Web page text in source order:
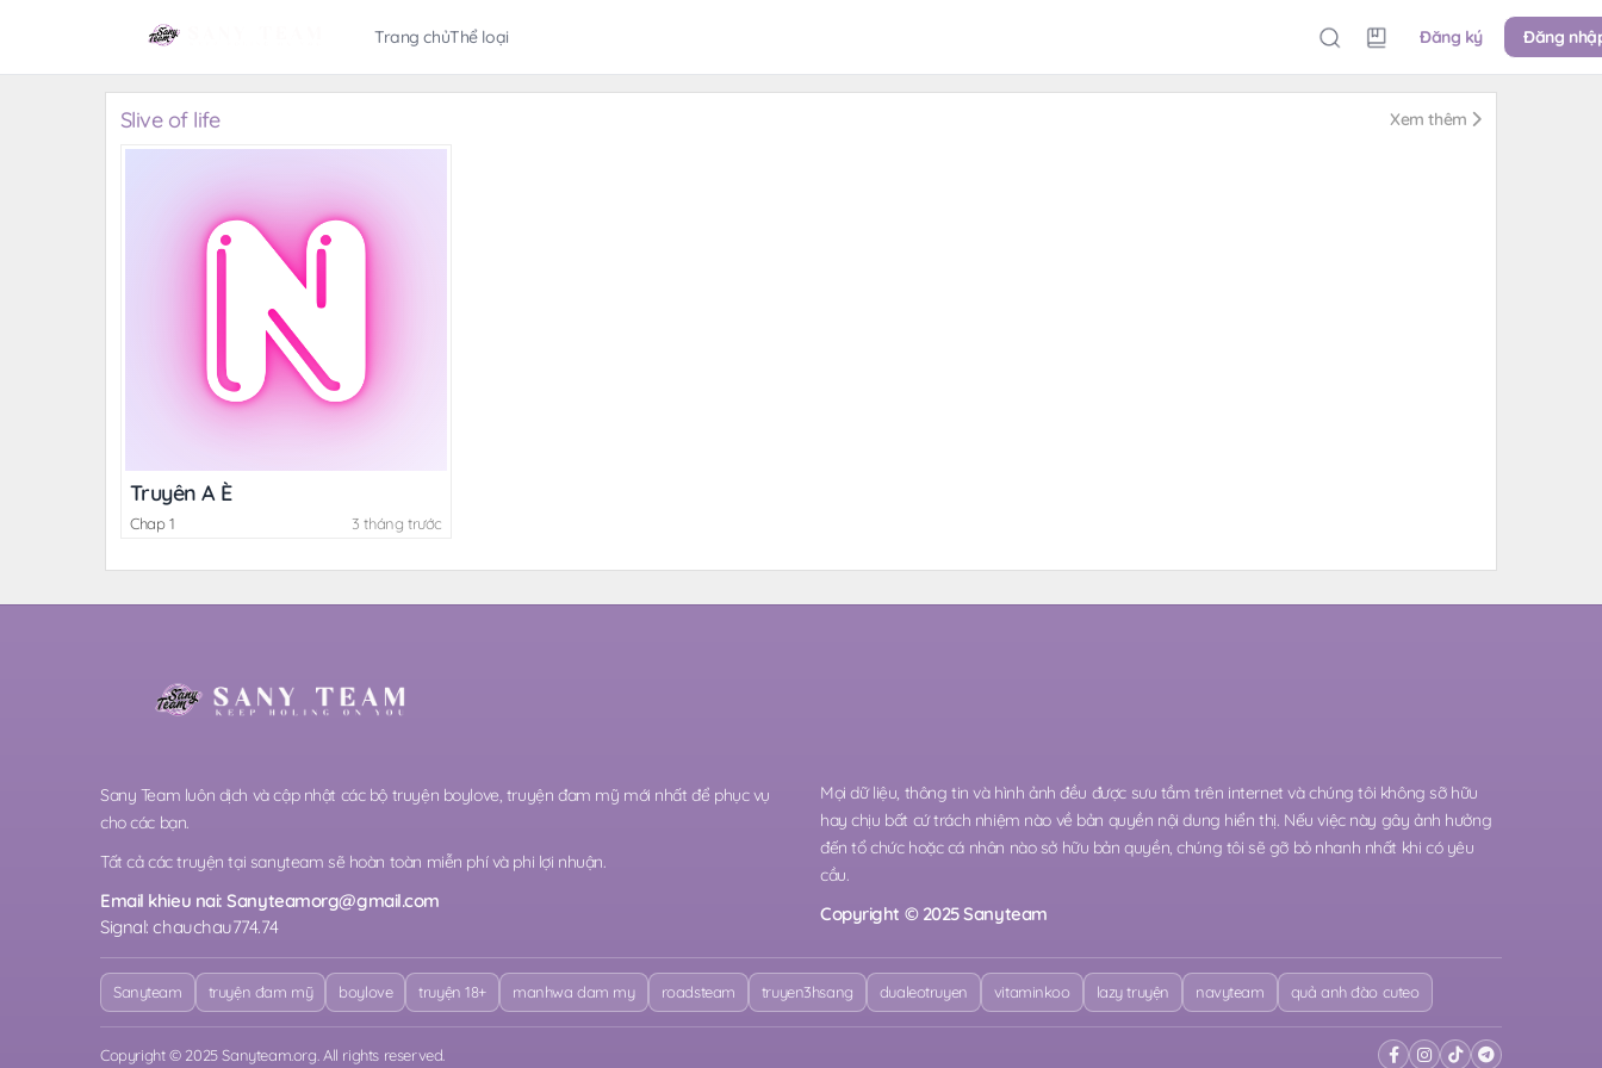
Trang chủThể loại Đăng ký Đăng
Slive of life Xem thêm
Truyên A È
Chap 1 3 tháng trước
Sany Team luôn dịch và cập nhật các bộ truyện boylove, truyện đam mỹ mới nhất để phục vụ
cho các bạn.
Tất cả các truyện tại sanyteam sẽ hoàn toàn miễn phí và phi lợi nhuận.
Email khieu nai:Sanyteamorg@gmail.com
Signal: chauchau774.74
Mọi dữ liệu, thông tin và hình ảnh đều được sưu tầm trên internet và chúng tôi không sỡ hữu
hay chịu bất cứ trách nhiệm nào về bản quyền nội dung hiển thị. Nếu việc này gây ảnh hưởng
đến tổ chức hoặc cá nhân nào sở hữu bản quyền, chúng tôi sẽ gỡ bỏ nhanh nhất khi có yêu
cầu.
Copyright © 2025 Sanyteam
Sanyteam truyện đam mỹ boylove truyện 18+ manhwa dam my roadsteam truyen3hsang dualeotruyen vitaminkoo lazy truyện navyteam quả anh đào cuteo
Copyright © 2025 Sanyteam.org. All rights reserved.